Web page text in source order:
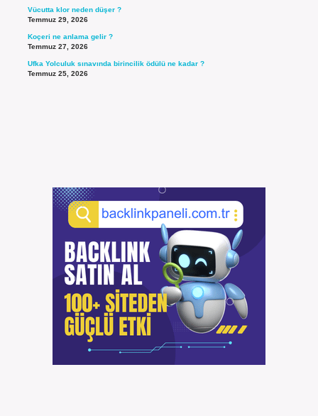
Vücutta klor neden düşer ?
Temmuz 29, 2026
Koçeri ne anlama gelir ?
Temmuz 27, 2026
Ufka Yolculuk sınavında birincilik ödülü ne kadar ?
Temmuz 25, 2026